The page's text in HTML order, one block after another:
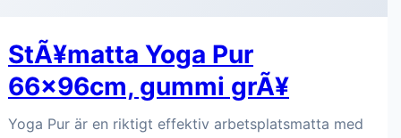
StÃ¥matta Yoga Pur
66x96cm, gummi grÃ¥
Yoga Pur är en riktigt effektiv arbetsplatsmatta med